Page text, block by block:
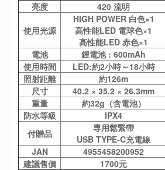
亮度
420 流明
使用光源
HIGH POWER 白色×1
高性能LED 電球色×1
高性能LED 赤色×1
電池
鋰電池 : 600mAh
使用時間
LED:約2小時～18小時
照射距離
約126m
尺寸
40.2 × 35.2 × 26.3mm
重量
約32g（含電池）
防水等級
IPX4
付贈品
専用鬆緊帶
USB TYPE-C充電線
JAN
4955458200952
建議售價
1700元